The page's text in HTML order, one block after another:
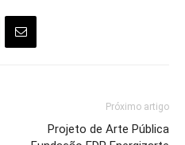
Próximo artigo
Projeto de Arte Pública